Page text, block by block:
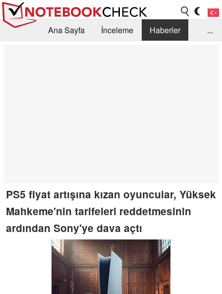
Ana Sayfa İnceleme
Haberler
...
PS5 fiyat artışına kızan oyuncular, Yüksek
Mahkeme'nin tarifeleri reddetmesinin
ardından Sony'ye dava açtı